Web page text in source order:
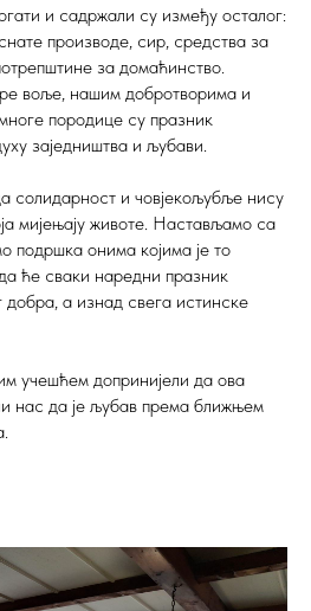
и садржали су између осталог:
производе, сир, средства за
за домаћинство.
воље, нашим добротворима и
породице су празник
заједништва и љубави.
солидарност и човјекољубље нису
мијењају животе. Настављамо са
подршка онима којима је то
ће сваки наредни празник
добра, а изнад свега истинске
учешћем допринијели да ова
нас да је љубав према ближњем